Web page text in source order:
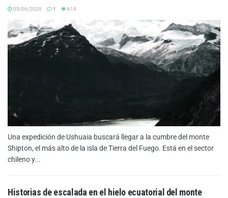
05/06/2020 1 614
Una expedición de Ushuaia buscará llegar a la cumbre del monte
Shipton, el más alto de la isla de Tierra del Fuego. Está en el sector
chileno y...
Historias de escalada en el hielo ecuatorial del monte